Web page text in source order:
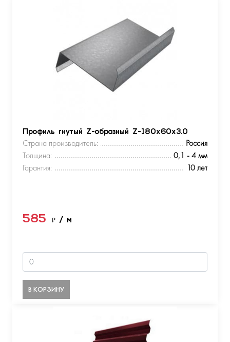
Профиль гнутый Z-образный Z-180х60х3.0
Страна производитель:
Россия
Толщина:
0,1 - 4 мм
Гарантия:
10 лет
585 ₽ / м
В КОРЗИНУ